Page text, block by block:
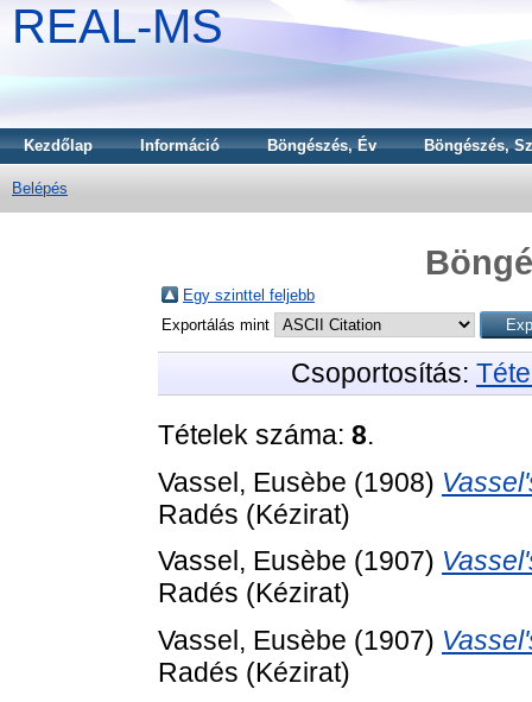
REAL-MS
Kezdőlap Információ Böngészés, Év Böngészés,
Belépés
Egy szinttel feljebb
Exportálás mint
Csoportosítás:
Tételek száma: 8.
Vassel, Eusèbe (1908)
Radés (Kézirat)
Vassel, Eusèbe (1907)
Radés (Kézirat)
Vassel, Eusèbe (1907)
Radés (Kézirat)